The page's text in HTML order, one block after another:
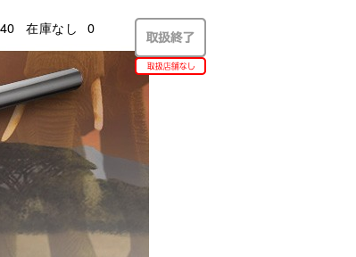
在庫なし 0